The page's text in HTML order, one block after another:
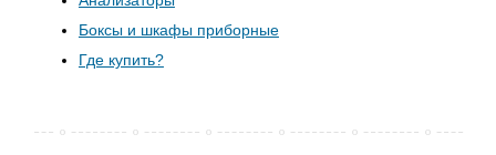
Боксы и шкафы приборные
Где купить?